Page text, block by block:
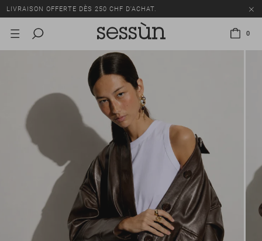
LIVRAISON OFFERTE DÈS 250 CHF D'ACHAT.
TOUS LES PRIX INCLUENT LA TVA ET LES DROITS DE DOUANE.
LIVRAISON OFFERTE DÈS 250 CHF D'ACHAT.
TOUS LES PRIX INCLUENT LA TVA ET LES DROITS DE DOUANE.
0